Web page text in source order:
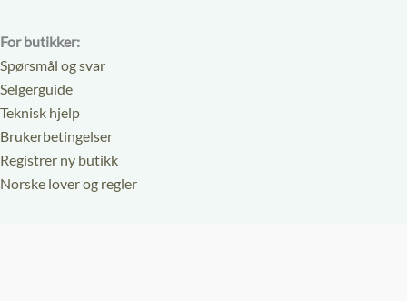
For butikker:
Spørsmål og svar
Selgerguide
Teknisk hjelp
Brukerbetingelser
Registrer ny butikk
Norske lover og regler